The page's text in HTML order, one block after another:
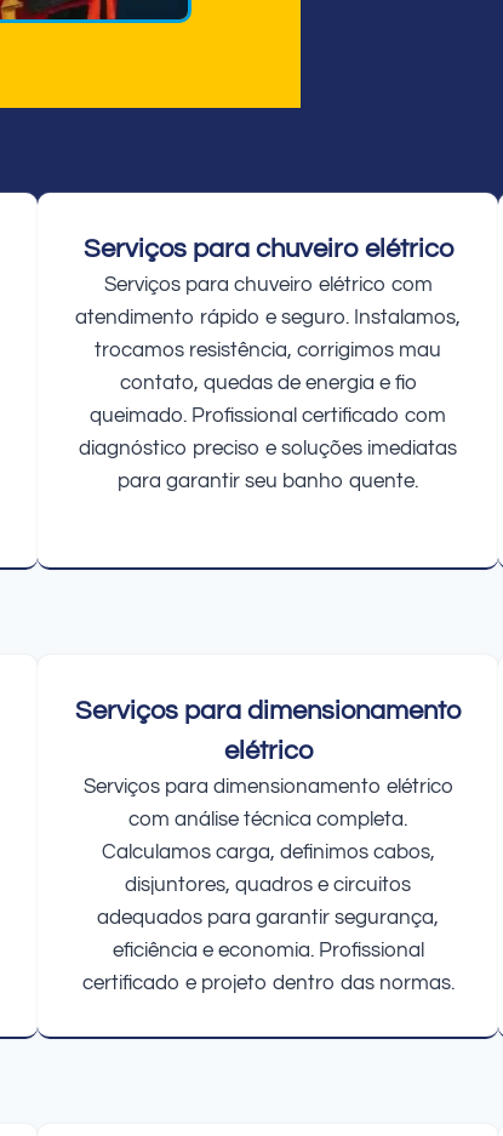
Serviços para chuveiro elétrico
Serviços para chuveiro elétrico com
atendimento rápido e seguro. Instalamos,
trocamos resistência, corrigimos mau
contato, quedas de energia e fio
queimado. Profissional certificado com
diagnóstico preciso e soluções imediatas
para garantir seu banho quente.
Serviços para dimensionamento
elétrico
Serviços para dimensionamento elétrico
com análise técnica completa.
Calculamos carga, definimos cabos,
disjuntores, quadros e circuitos
adequados para garantir segurança,
eficiência e economia. Profissional
certificado e projeto dentro das normas.